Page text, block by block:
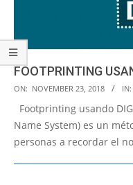
FOOTPRINTING
2018-
11-
23
ON: NOVEMBER 23, 2018 IN:
Footprinting usando
Name System) es un
personas a recordar el